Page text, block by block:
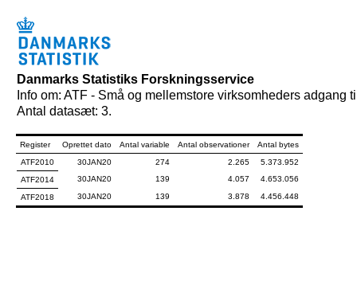
Danmarks Statistiks Forskningsservice
Info om: ATF - Små og mellemstore virksomheders adgang
Antal datasæt: 3.
Register Oprettet dato Antal variable Antal observationer
Antal bytes
ATF2010
30JAN20 274 2.265
5.373.952
ATF2014
30JAN20 139 4.057 4.653.056
ATF2018 30JAN20 139 3.878 4.456.448